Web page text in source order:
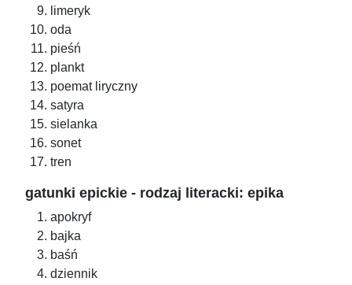
limeryk
oda
pieśń
plankt
poemat liryczny
satyra
sielanka
sonet
tren
gatunki epickie - rodzaj literacki: epika
apokryf
bajka
baśń
dziennik